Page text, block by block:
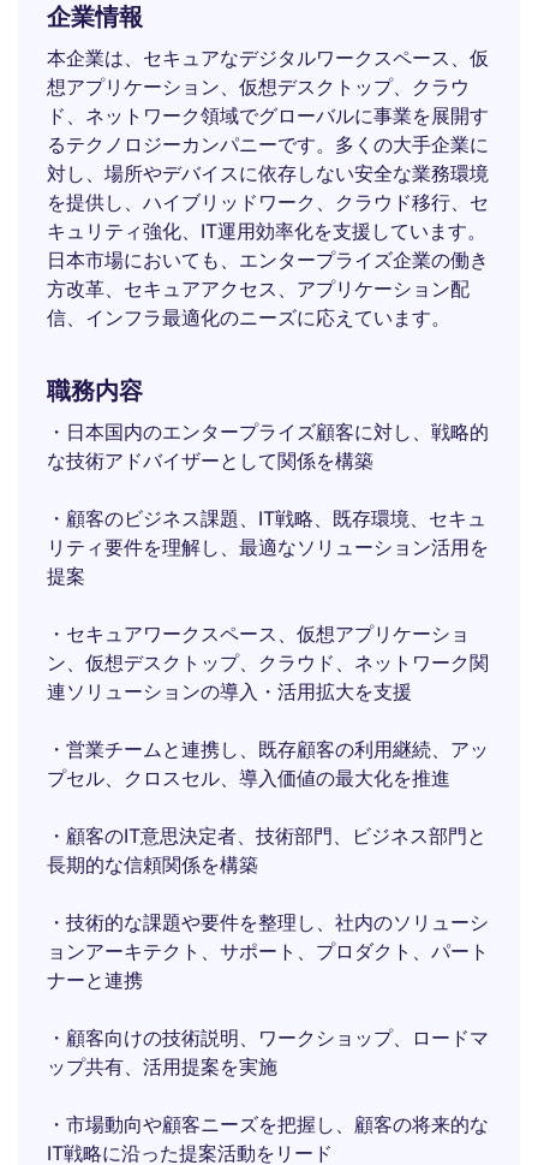
企業情報
本企業は、セキュアなデジタルワークスペース、仮
想アプリケーション、仮想デスクトップ、クラウ
ド、ネットワーク領域でグローバルに事業を展開す
るテクノロジーカンパニーです。多くの大手企業に
対し、場所やデバイスに依存しない安全な業務環境
を提供し、ハイブリッドワーク、クラウド移行、セ
キュリティ強化、IT運用効率化を支援しています。
日本市場においても、エンタープライズ企業の働き
方改革、セキュアアクセス、アプリケーション配
信、インフラ最適化のニーズに応えています。
職務内容
・日本国内のエンタープライズ顧客に対し、戦略的
な技術アドバイザーとして関係を構築
・顧客のビジネス課題、IT戦略、既存環境、セキュ
リティ要件を理解し、最適なソリューション活用を
提案
・セキュアワークスペース、仮想アプリケーショ
ン、仮想デスクトップ、クラウド、ネットワーク関
連ソリューションの導入・活用拡大を支援
・営業チームと連携し、既存顧客の利用継続、アッ
プセル、クロスセル、導入価値の最大化を推進
・顧客のIT意思決定者、技術部門、ビジネス部門と
長期的な信頼関係を構築
・技術的な課題や要件を整理し、社内のソリューシ
ョンアーキテクト、サポート、プロダクト、パート
ナーと連携
・顧客向けの技術説明、ワークショップ、ロードマ
ップ共有、活用提案を実施
・市場動向や顧客ニーズを把握し、顧客の将来的な
IT戦略に沿った提案活動をリード